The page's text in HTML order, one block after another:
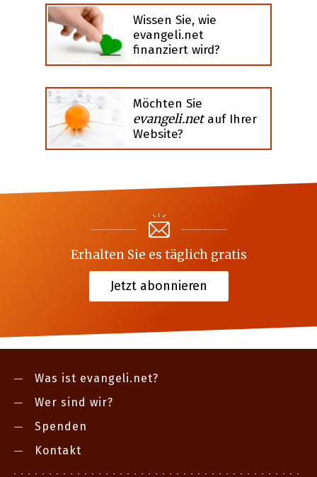
Wissen Sie, wie
evangeli.net
finanziert wird?
Möchten Sie
evangeli.netauf Ihrer
Website?
Erhalten Sie es täglich gratis
Jetzt abonnieren
Was ist evangeli.net?
Wer sind wir?
Spenden
Kontakt